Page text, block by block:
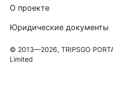
О проекте
Юридические документы
© 2013—2026, TRIPSGO
Limited